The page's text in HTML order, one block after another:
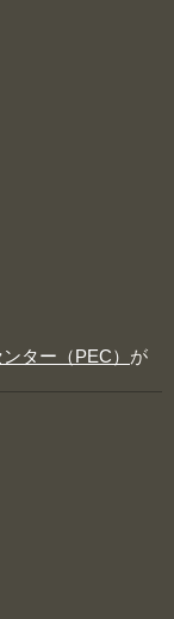
ター（PEC） が